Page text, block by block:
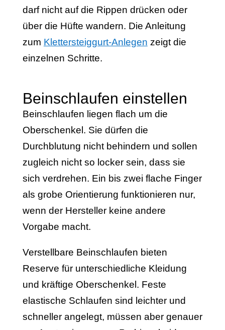
darf nicht auf die Rippen drücken oder
über die Hüfte wandern. Die Anleitung
zum Klettersteiggurt-Anlegen zeigt die
einzelnen Schritte.
Beinschlaufen einstellen
Beinschlaufen liegen flach um die
Oberschenkel. Sie dürfen die
Durchblutung nicht behindern und sollen
zugleich nicht so locker sein, dass sie
sich verdrehen. Ein bis zwei flache Finger
als grobe Orientierung funktionieren nur,
wenn der Hersteller keine andere
Vorgabe macht.
Verstellbare Beinschlaufen bieten
Reserve für unterschiedliche Kleidung
und kräftige Oberschenkel. Feste
elastische Schlaufen sind leichter und
schneller angelegt, müssen aber genauer